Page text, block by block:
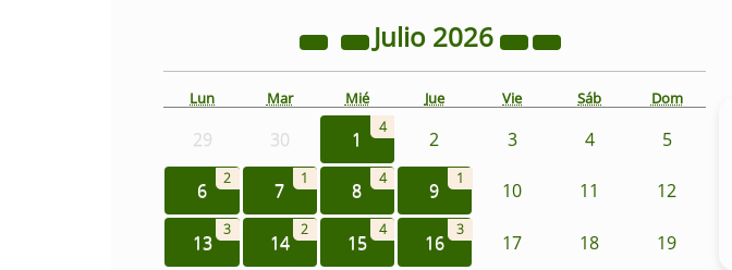
Julio 2026
Lun Mar Mié Jue Vie Sáb Dom
29 30 1
4
2 3 4 5
6
2
7
1
8
4
9
1
10 11 12
13
3
14
2
15
4
16
3
17 18 19